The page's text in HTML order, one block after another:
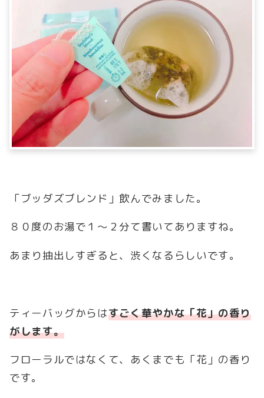
「ブッダズブレンド」飲んでみました。
８０度のお湯で１～２分て書いてありますね。
あまり抽出しすぎると、渋くなるらしいです。
ティーバッグからはすごく華やかな「花」の香り
がします。
フローラルではなくて、あくまでも「花」の香り
です。